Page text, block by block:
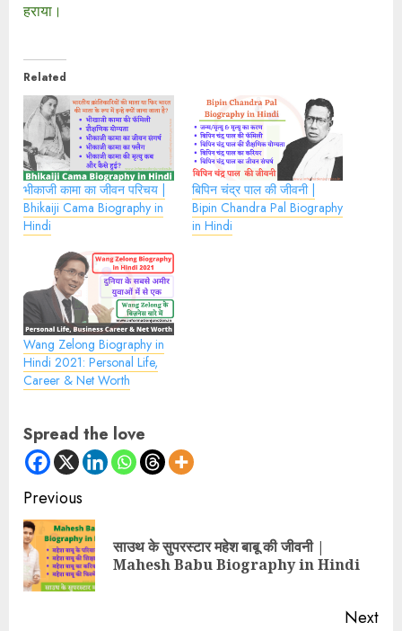
हराया।
Related
भीकाजी कामा का जीवन परिचय |
Bhikaiji Cama Biography in
Hindi
बिपिन चंद्र पाल की जीवनी |
Bipin Chandra Pal Biography
in Hindi
Wang Zelong Biography in
Hindi 2021: Personal Life,
Career & Net Worth
Spread the love
Continue
Reading
Previous
साउथ के सुपरस्टार महेश बाबू की जीवनी |
Mahesh Babu Biography in Hindi
Next